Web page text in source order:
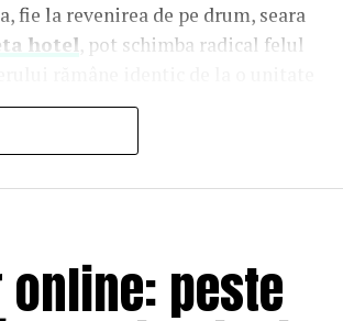
fie la revenirea de pe drum, seara
hotel, pot schimba radical felul
termică a spațiului. O
puțin îngrijită, indiferent de
decor, dar tratează pardoseala
de amenajare, atunci când
peste